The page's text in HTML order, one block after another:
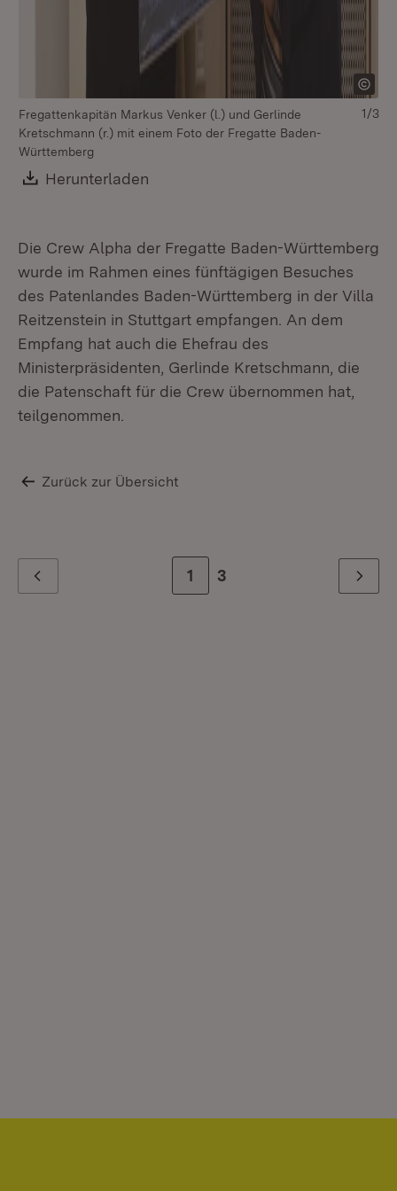
Fregattenkapitän Markus Venker (l.) und Gerlinde
Kretschmann (r.) mit einem Foto der Fregatte Baden-
Württemberg
Download:
Herunterladen
1/3
Die Crew Alpha der Fregatte Baden-Württemberg
wurde im Rahmen eines fünftägigen Besuches
des Patenlandes Baden-Württemberg in der Villa
Reitzenstein in Stuttgart empfangen. An dem
Empfang hat auch die Ehefrau des
Ministerpräsidenten, Gerlinde Kretschmann, die
die Patenschaft für die Crew übernommen hat,
teilgenommen.
Zurück zur Übersicht
Zur Seite
1 Zur letzten Seite
3 Weiter